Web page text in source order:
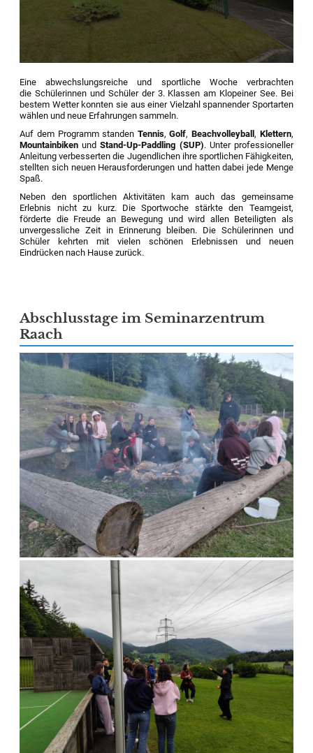
Eine abwechslungsreiche und sportliche Woche verbrachten
die Schülerinnen und Schüler der 3. Klassen am Klopeiner See. Bei
bestem Wetter konnten sie aus einer Vielzahl spannender Sportarten
wählen und neue Erfahrungen sammeln.
Auf dem Programm standen Tennis,Golf,Beachvolleyball, Klettern,
Mountainbiken undStand-Up-Paddling (SUP). Unter professioneller
Anleitung verbesserten die Jugendlichen ihre sportlichen Fähigkeiten,
stellten sich neuen Herausforderungen und hatten dabei jede Menge
Spaß.
Neben den sportlichen Aktivitäten kam auch das gemeinsame
Erlebnis nicht zu kurz. Die Sportwoche stärkte den Teamgeist,
förderte die Freude an Bewegung und wird allen Beteiligten als
unvergessliche Zeit in Erinnerung bleiben. Die Schülerinnen und
Schüler kehrten mit vielen schönen Erlebnissen und neuen
Eindrücken nach Hause zurück.
Abschlusstage im Seminarzentrum
Raach